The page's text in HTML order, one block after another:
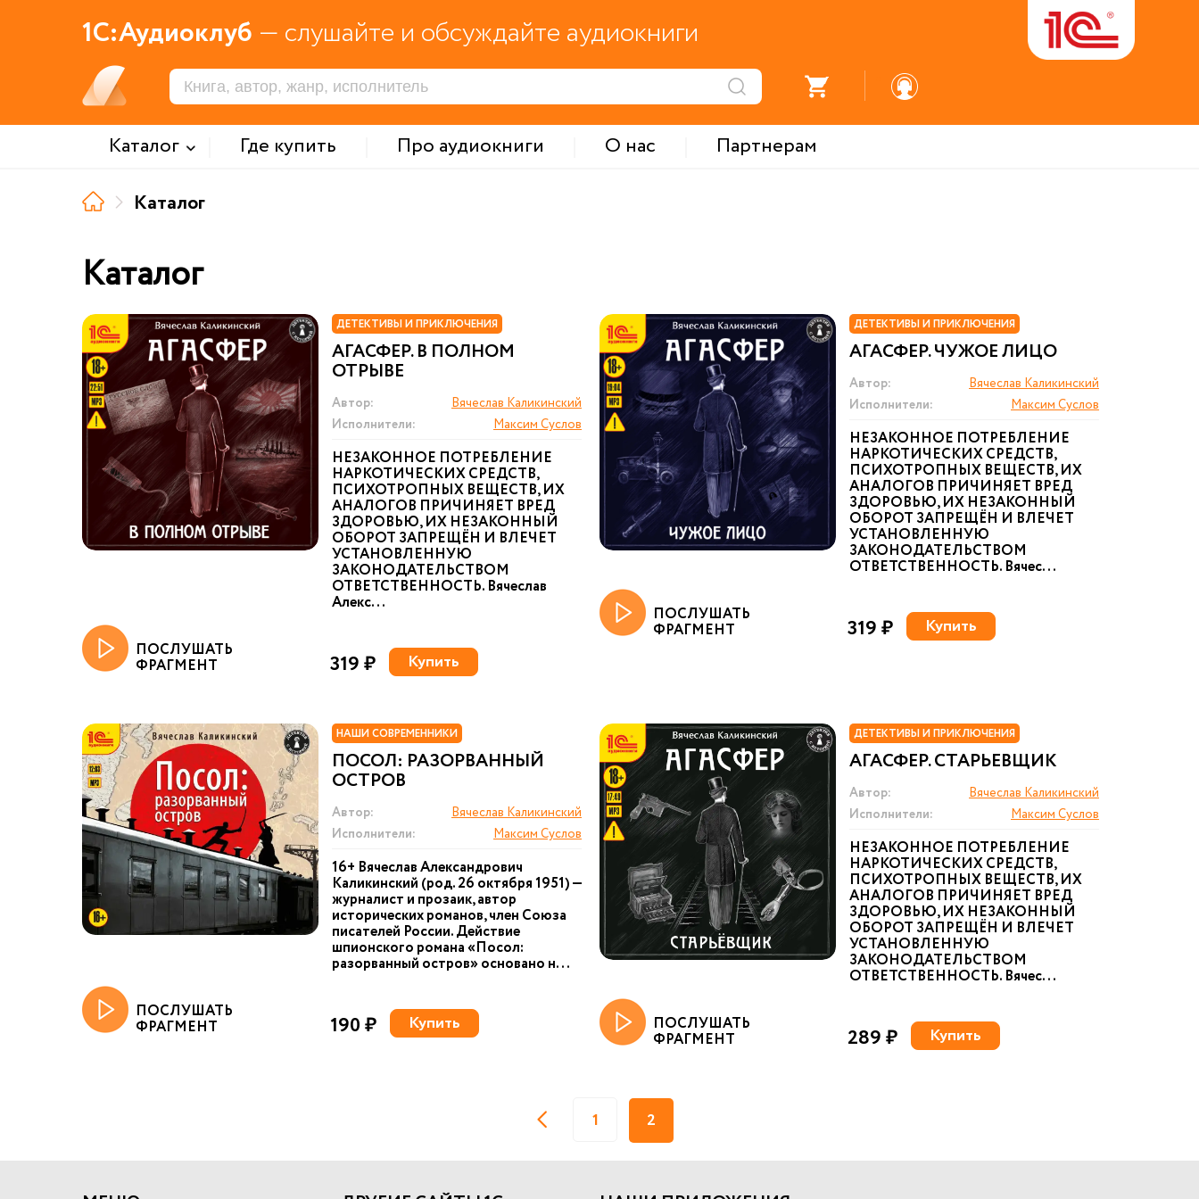
1С:Аудиоклуб — слушайте и обсуждайте аудиокниги
Каталог Где купить Про аудиокниги О нас
Партнерам
Каталог
Каталог
ДЕТЕКТИВЫ И ПРИКЛЮЧЕНИЯ
АГАСФЕР. В ПОЛНОМ
ОТРЫВЕ
Автор:
Вячеслав Каликинский
Исполнители:
Максим Суслов
НЕЗАКОННОЕ ПОТРЕБЛЕНИЕ
НАРКОТИЧЕСКИХ СРЕДСТВ,
ПСИХОТРОПНЫХ ВЕЩЕСТВ, ИХ
АНАЛОГОВ ПРИЧИНЯЕТ ВРЕД
ЗДОРОВЬЮ, ИХ НЕЗАКОННЫЙ
ОБОРОТ ЗАПРЕЩЁН И ВЛЕЧЕТ
УСТАНОВЛЕННУЮ
ЗАКОНОДАТЕЛЬСТВОМ
ОТВЕТСТВЕННОСТЬ. Вячеслав
Алекс...
ПОСЛУШАТЬ
ФРАГМЕНТ 319 ₽ Купить
ДЕТЕКТИВЫ И ПРИКЛЮЧЕНИЯ
АГАСФЕР. ЧУЖОЕ ЛИЦО
Автор:
Вячеслав Каликинский
Исполнители:
Максим Суслов
НЕЗАКОННОЕ ПОТРЕБЛЕНИЕ
НАРКОТИЧЕСКИХ СРЕДСТВ,
ПСИХОТРОПНЫХ ВЕЩЕСТВ, ИХ
АНАЛОГОВ ПРИЧИНЯЕТ ВРЕД
ЗДОРОВЬЮ, ИХ НЕЗАКОННЫЙ
ОБОРОТ ЗАПРЕЩЁН И ВЛЕЧЕТ
УСТАНОВЛЕННУЮ
ЗАКОНОДАТЕЛЬСТВОМ
ОТВЕТСТВЕННОСТЬ. Вячес...
ПОСЛУШАТЬ
ФРАГМЕНТ 319 ₽ Купить
НАШИ СОВРЕМЕННИКИ
ПОСОЛ: РАЗОРВАННЫЙ
ОСТРОВ
Автор:
Вячеслав Каликинский
Исполнители:
Максим Суслов
16+ Вячеслав Александрович
Каликинский (род. 26 октября 1951) —
журналист и прозаик, автор
исторических романов, член Союза
писателей России. Действие
шпионского романа «Посол:
разорванный остров» основано н...
ПОСЛУШАТЬ
ФРАГМЕНТ 190 ₽ Купить
ДЕТЕКТИВЫ И ПРИКЛЮЧЕНИЯ
АГАСФЕР. СТАРЬЕВЩИК
Автор:
Вячеслав Каликинский
Исполнители:
Максим Суслов
НЕЗАКОННОЕ ПОТРЕБЛЕНИЕ
НАРКОТИЧЕСКИХ СРЕДСТВ,
ПСИХОТРОПНЫХ ВЕЩЕСТВ, ИХ
АНАЛОГОВ ПРИЧИНЯЕТ ВРЕД
ЗДОРОВЬЮ, ИХ НЕЗАКОННЫЙ
ОБОРОТ ЗАПРЕЩЁН И ВЛЕЧЕТ
УСТАНОВЛЕННУЮ
ЗАКОНОДАТЕЛЬСТВОМ
ОТВЕТСТВЕННОСТЬ. Вячес...
ПОСЛУШАТЬ
ФРАГМЕНТ 289 ₽ Купить
1 2